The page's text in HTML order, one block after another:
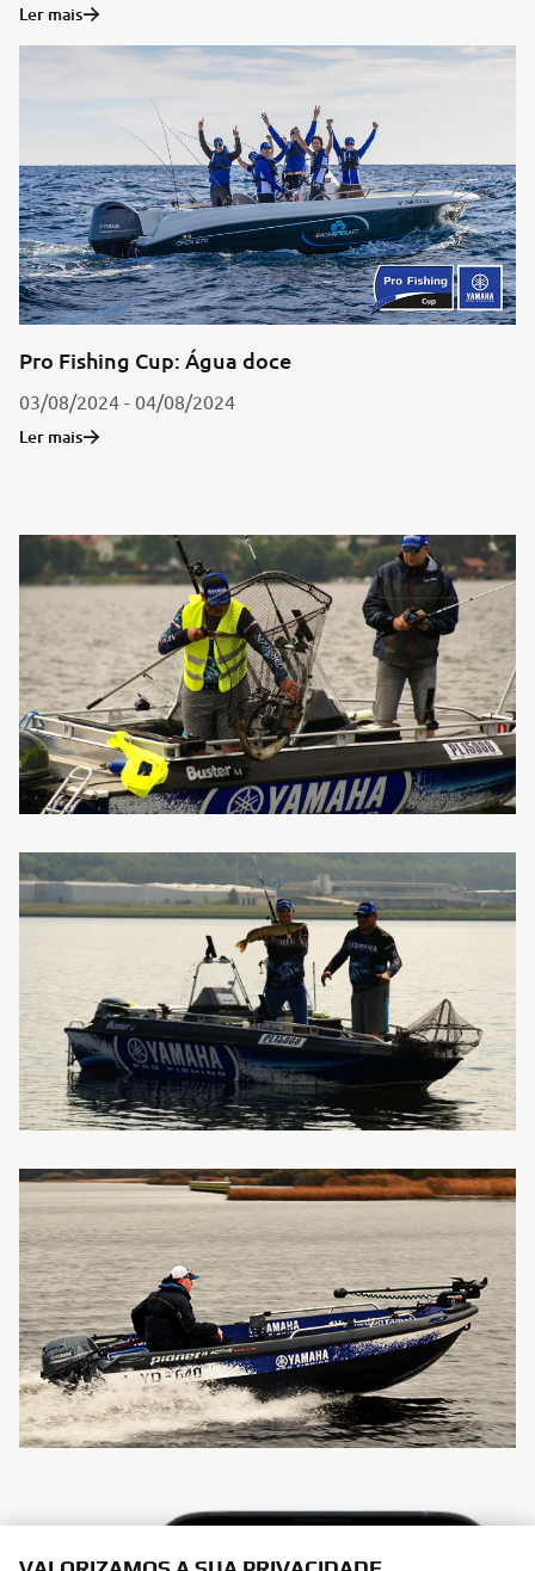
Ler mais
Pro Fishing Cup: Água doce
03/08/2024 - 04/08/2024
Ler mais